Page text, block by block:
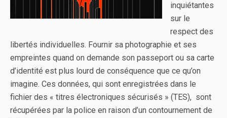
inquiétantes
sur le
respect des
libertés individuelles. Fournir sa photographie et ses
empreintes quand on demande son passeport ou sa carte
d’identité est plus lourd de conséquence que ce qu’on
imagine. Ces données, qui sont enregistrées dans le
fichier des « titres électroniques sécurisés » (TES), sont
récupérées par la police en raison d’un contournement de